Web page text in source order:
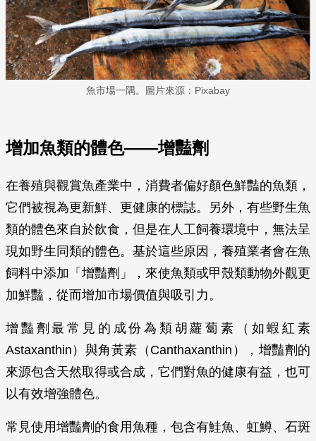
魚市場一隅。圖片來源：Pixabay
增加魚類的體色——增豔劑
在養殖與觀賞魚產業中，消費者偏好顏色鮮豔的魚類，
它們被視為更新鮮、更健康的標誌。另外，有些野生魚
類的體色來自於飲食，但是在人工飼養環境中，無法呈
現如野生同類的體色。基於這些原因，養殖業者會在魚
飼料中添加「增豔劑」，來使魚類或甲殼類動物外觀更
加鮮豔，從而增加市場價值與吸引力。
增豔劑最常見的成份為類胡蘿蔔素（如蝦紅素
Astaxanthin）與角黃素（Canthaxanthin），增豔劑的
來源包含天然取得或合成，它們對魚的健康有益，也可
以有效增強體色。
常見使用增豔劑的食用魚種，包含有鮭魚、虹鱒、石斑